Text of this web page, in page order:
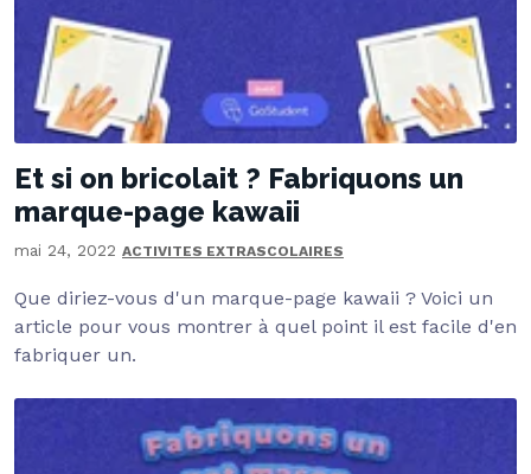
Et si on bricolait ? Fabriquons un
marque-page kawaii
mai 24, 2022 ACTIVITES EXTRASCOLAIRES
Que diriez-vous d'un marque-page kawaii ? Voici un
article pour vous montrer à quel point il est facile d'en
fabriquer un.